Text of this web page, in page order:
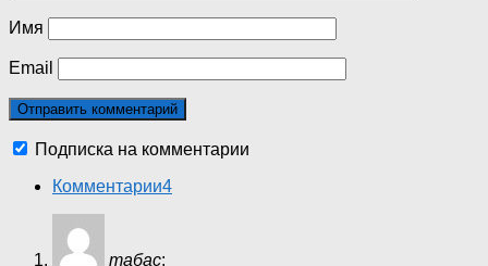
Имя
Email
Подписка на комментарии
Комментарии4
табас: